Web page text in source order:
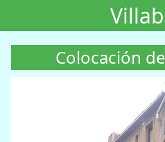
Colocación